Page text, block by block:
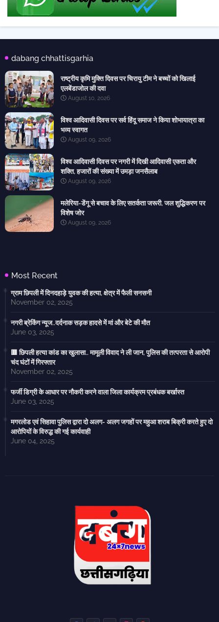
dabang chhattisgarhia
राष्ट्रीय कृमि मुक्ति दिवस पर चिरायु टीम ने बच्चों को खिलाई
एलबेंडाजोल की दवा
August 10, 2026
विश्व आदिवासी दिवस पर सर्व हिंदू समाज ने किया शोभायात्रा का
भव्य स्वागत
August 09, 2026
विश्व आदिवासी दिवस पर नगरी में दिखी आदिवासी एकता और
शक्ति, हजारों की संख्या में उमड़ा जनसैलाब
August 09, 2026
मलेरिया-डेंगू से बचाव के लिए सतर्कता जरूरी, जल शुद्धिकरण पर
विशेष जोर
August 09, 2026
Most Recent
ग्राम छिपली में दिनदहाड़े युवक की हत्या, क्षेत्र में फैली सनसनी
November 02, 2025
नगरी ब्रेकिंग न्यूज..दर्दनाक सड़क हादसे में मां और बेटे की मौत
June 03, 2025
🟥 छिपली हत्या कांड का खुलासा.. मामूली विवाद ने ली जान, पुलिस की तत्परता से आरोपी
चंद घंटों में गिरफ्तार
November 02, 2025
फर्जी डिग्री के आधार पर नौकरी करने वाला जिला कार्यक्रम प्रबंधक बर्खास्त
June 03, 2025
मगरलोड एवं सिहावा पुलिस द्वारा दो अलग- अलग जगहों पर महुआ शराब बिक्री करते हुए दो
आरोपियों के विरुद्ध की गई कार्यवाही
June 04, 2025